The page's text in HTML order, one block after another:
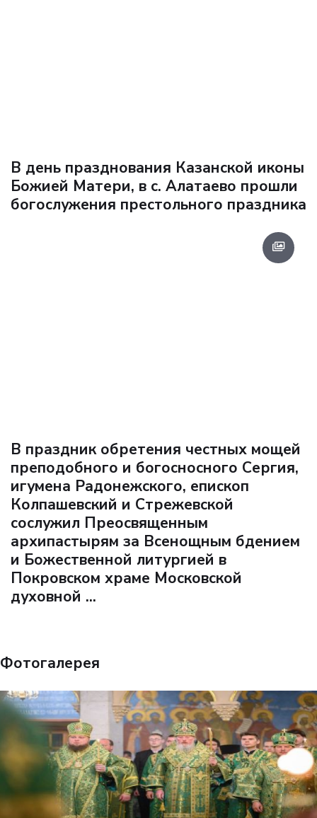
В день празднования Казанской иконы
Божией Матери, в с. Алатаево прошли
богослужения престольного праздника
В праздник обретения честных мощей
преподобного и богосносного Сергия,
игумена Радонежского, епископ
Колпашевский и Стрежевской
сослужил Преосвященным
архипастырям за Всенощным бдением
и Божественной литургией в
Покровском храме Московской
духовной ...
Фотогалерея